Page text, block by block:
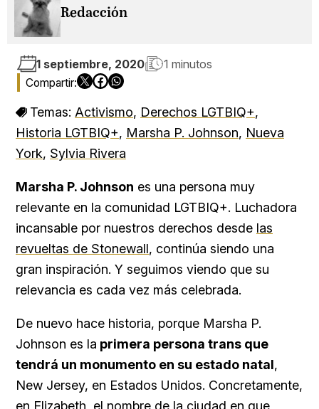
Redacción
1 septiembre, 2020 1 minutos
Temas: Activismo, Derechos LGTBIQ+,
Historia LGTBIQ+, Marsha P. Johnson, Nueva
York, Sylvia Rivera
Marsha P. Johnson es una persona muy
relevante en la comunidad LGTBIQ+. Luchadora
incansable por nuestros derechos desde las
revueltas de Stonewall, continúa siendo una
gran inspiración. Y seguimos viendo que su
relevancia es cada vez más celebrada.
De nuevo hace historia, porque Marsha P.
Johnson es la primera persona trans que
tendrá un monumento en su estado natal,
New Jersey, en Estados Unidos. Concretamente,